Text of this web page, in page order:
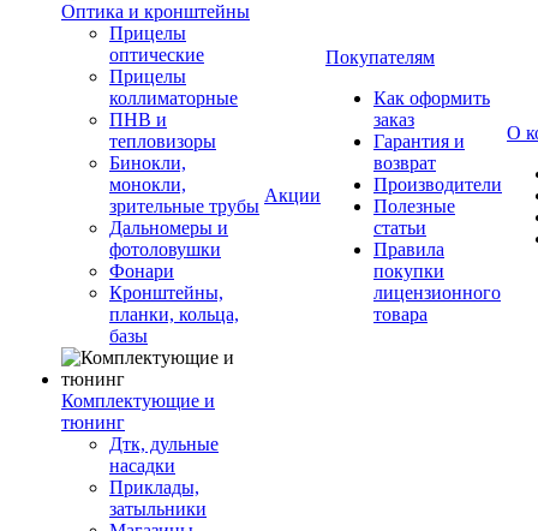
Оптика и кронштейны
Прицелы
оптические
Прицелы
коллиматорные
ПНВ и
тепловизоры
Бинокли,
монокли,
зрительные трубы
Дальномеры и
фотоловушки
Фонари
Кронштейны,
планки, кольца,
базы
Комплектующие и
тюнинг
Дтк, дульные
насадки
Приклады,
затыльники
Акции
Покупателям
Как оформить
заказ
Гарантия и
возврат
Производители
Полезные
статьи
Правила
покупки
лицензионного
товара
О